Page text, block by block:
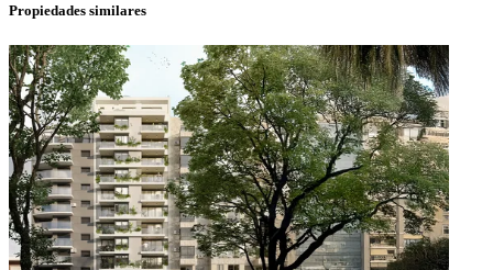
Propiedades similares